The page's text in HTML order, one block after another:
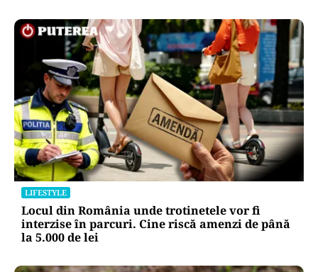
LIFESTYLE
Locul din România unde trotinetele vor fi
interzise în parcuri. Cine riscă amenzi de până
la 5.000 de lei